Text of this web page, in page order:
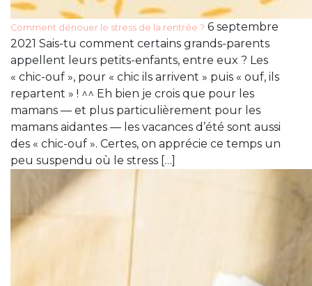
Comment dénouer le stress de la rentrée ? 6 septembre
2021 Sais-tu comment certains grands-parents
appellent leurs petits-enfants, entre eux ? Les
« chic-ouf », pour « chic ils arrivent » puis « ouf, ils
repartent » ! ^^ Eh bien je crois que pour les
mamans — et plus particulièrement pour les
mamans aidantes — les vacances d’été sont aussi
des « chic-ouf ». Certes, on apprécie ce temps un
peu suspendu où le stress […]